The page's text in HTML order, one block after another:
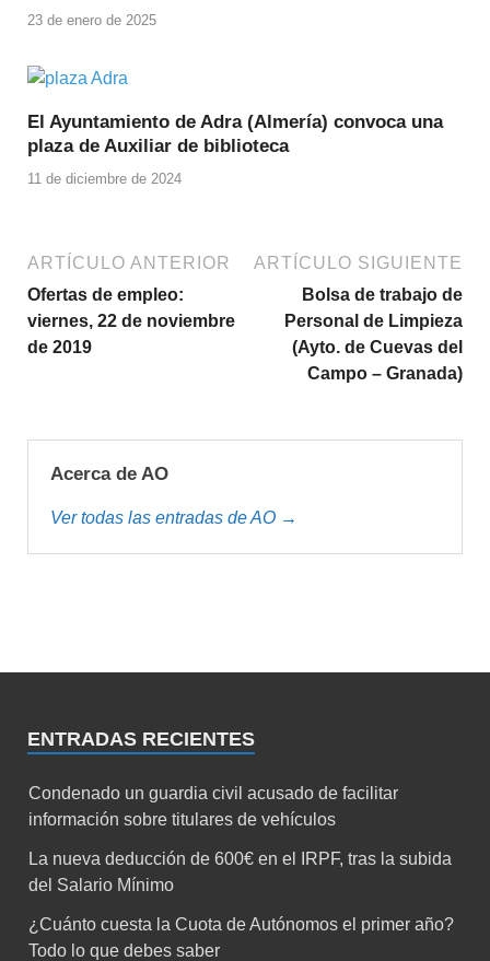
23 de enero de 2025
El Ayuntamiento de Adra (Almería) convoca una
plaza de Auxiliar de biblioteca
11 de diciembre de 2024
ARTÍCULO ANTERIOR
Ofertas de empleo:
viernes, 22 de noviembre
de 2019
ARTÍCULO SIGUIENTE
Bolsa de trabajo de
Personal de Limpieza
(Ayto. de Cuevas del
Campo – Granada)
Acerca de AO
Ver todas las entradas de AO →
ENTRADAS RECIENTES
Condenado un guardia civil acusado de facilitar
información sobre titulares de vehículos
La nueva deducción de 600€ en el IRPF, tras la subida
del Salario Mínimo
¿Cuánto cuesta la Cuota de Autónomos el primer año?
Todo lo que debes saber